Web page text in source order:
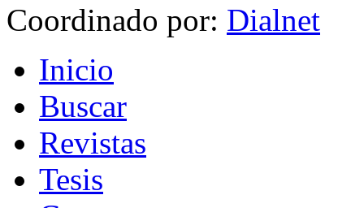
Coordinado por:
Inicio
Buscar
Revistas
Tesis